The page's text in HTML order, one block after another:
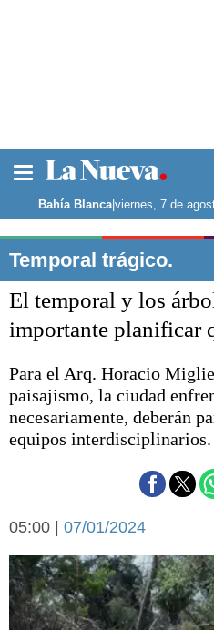
Noticias
La
El
Deportes
Liga
Con
Sociedad y tiempo
Bahía Blanca|viernes, 7 de
Temporal trágico.
El temporal y los
importante planificar
Para el Arq. Horacio
paisajismo, la ciudad
necesariamente, deberán
equipos interdisciplinarios.
05:00 | 07/01/2024